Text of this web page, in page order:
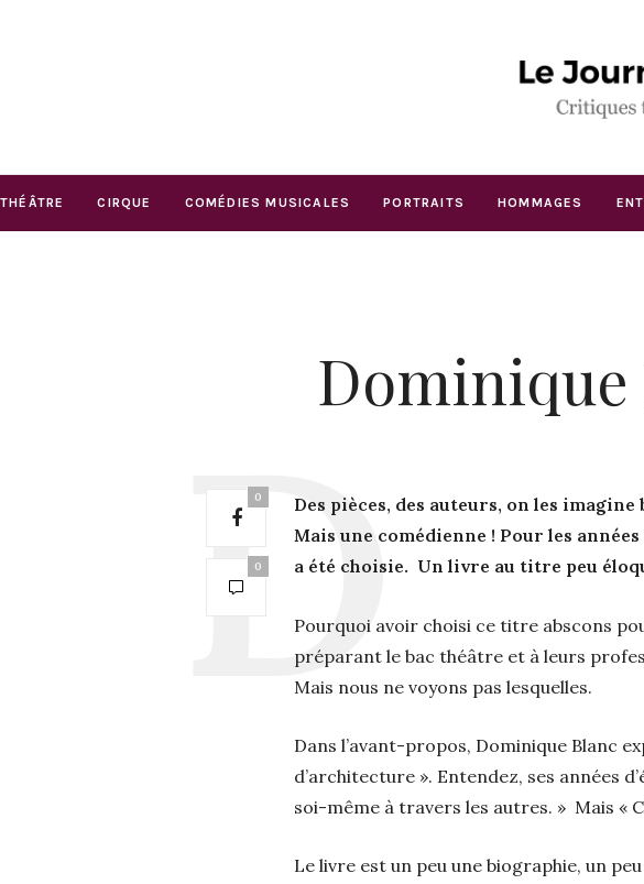
THÉÂTRE CIRQUE COMÉDIES MUSICALES PORTRAITS HOMMAGES
Dominique
0
0
Des pièces, des auteurs, on les
Mais une comédienne ! Pour les
a été choisie. Un livre au titre peu
Pourquoi avoir choisi ce titre abscons
préparant le bac théâtre et à leurs
Mais nous ne voyons pas lesquelles.
Dans l’avant-propos, Dominique Blanc
d’architecture ». Entendez, ses années
soi-même à travers les autres. » Mais «
Le livre est un peu une biographie, un